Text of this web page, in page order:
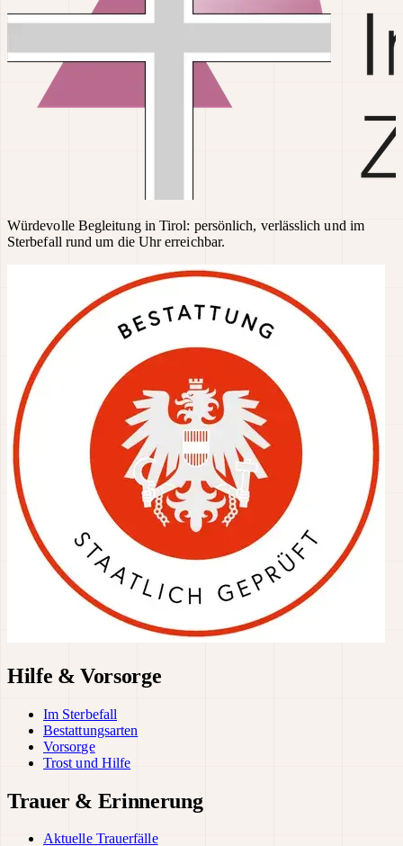
Würdevolle Begleitung in Tirol: persönlich, verlässlich und im
Sterbefall rund um die Uhr erreichbar.
Hilfe & Vorsorge
Im Sterbefall
Bestattungsarten
Vorsorge
Trost und Hilfe
Trauer & Erinnerung
Aktuelle Trauerfälle